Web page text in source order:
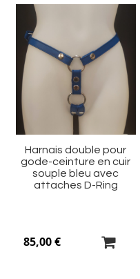
Harnais double pour
gode-ceinture en cuir
souple bleu avec
attaches D-Ring
85,00 €